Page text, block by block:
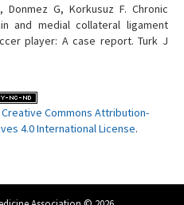
Donmez G, Korkusuz F. Chronic
and medial collateral ligament
player: A case report. Turk J
Creative Commons Attribution-
4.0 International License.